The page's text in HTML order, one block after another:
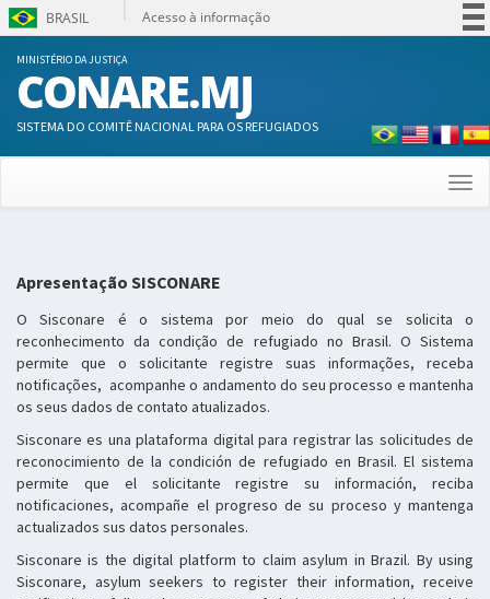
BRASIL
Acesso à informação
Canais
MINISTÉRIO DA JUSTIÇA
CONARE.MJ
SISTEMA DO COMITÊ NACIONAL PARA OS REFUGIADOS
Apresentação SISCONARE
O Sisconare é o sistema por meio do qual se solicita o
reconhecimento da condição de refugiado no Brasil. O Sistema
permite que o solicitante registre suas informações, receba
notificações, acompanhe o andamento do seu processo e mantenha
os seus dados de contato atualizados.
Sisconare es una plataforma digital para registrar las solicitudes de
reconocimiento de la condición de refugiado en Brasil. El sistema
permite que el solicitante registre su información, reciba
notificaciones, acompañe el progreso de su proceso y mantenga
actualizados sus datos personales.
Sisconare is the digital platform to claim asylum in Brazil. By using
Sisconare, asylum seekers to register their information, receive